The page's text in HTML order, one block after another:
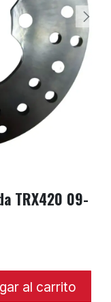
TRX420 09-
al carrito